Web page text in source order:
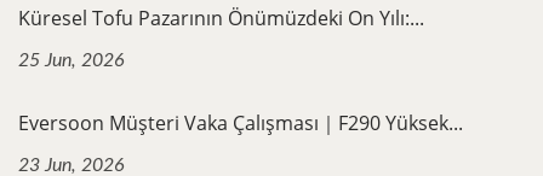
Küresel Tofu Pazarının Önümüzdeki On Yılı:...
25 Jun, 2026
Eversoon Müşteri Vaka Çalışması｜F290 Yüksek...
23 Jun, 2026